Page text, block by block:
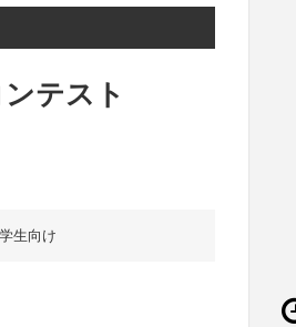
テスト
学生向け